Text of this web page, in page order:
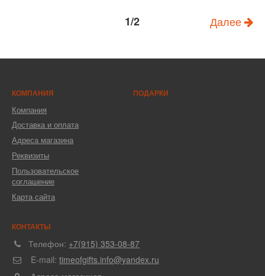
1/2 Далее
КОМПАНИЯ
Компания
Доставка и оплата
Адреса магазина
Реквизиты
Пользовательское
соглашение
Карта сайта
ПОДАРКИ
КОНТАКТЫ
Телефон: +7(915) 353-08-87
E-mail: timeofgifts.info@yandex.ru